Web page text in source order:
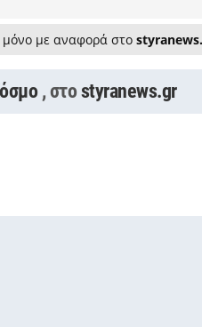
μόνο με αναφορά στο
, στο styranews.gr